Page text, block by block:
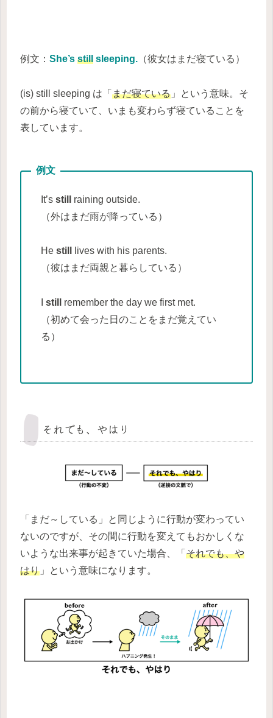
例文： She’s still sleeping. （彼女はまだ寝ている）
(is) still sleeping は「 まだ寝ている 」という意味。そ
の前から寝ていて、いまも変わらず寝ていることを
表しています。
It’s still
raining outside.
（外はまだ雨が降っている）
He still
lives with his parents.
（彼はまだ両親と暮らしている）
still
remember the day we first met.
（初めて会った日のことをまだ覚えてい
る）
それでも、やはり
「まだ～している」と同じように行動が変わってい
ないのですが、その間に行動を変えてもおかしくな
いような出来事が起きていた場合、「 それでも、や
はり 」という意味になります。